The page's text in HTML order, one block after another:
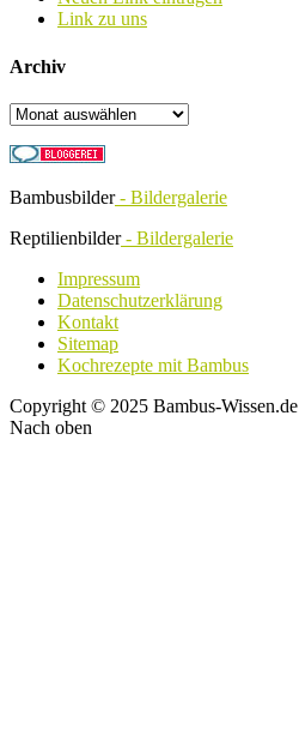
Link zu uns
Archiv
Archiv
Bambusbilder- Bildergalerie
Reptilienbilder- Bildergalerie
Impressum
Datenschutzerklärung
Kontakt
Sitemap
Kochrezepte mit Bambus
Copyright © 2025 Bambus-Wissen.de
Nach oben